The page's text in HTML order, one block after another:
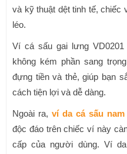
và kỹ thuật dệt tinh tế, chiếc
léo.
Ví cá sấu gai lưng
không kém phần sang
đựng tiền và thẻ, giúp bạn
cách tiện lợi và dễ dàng.
Ngoài ra,ví da cá sấu nam
độc đáo trên chiếc ví này
cấp của người dùng. Ví